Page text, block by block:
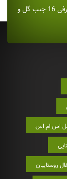
مازندران بابل چهار راه نواب صفوی روبروی اشرفی 16 جنب گل و
اس ام اس
روستاییان